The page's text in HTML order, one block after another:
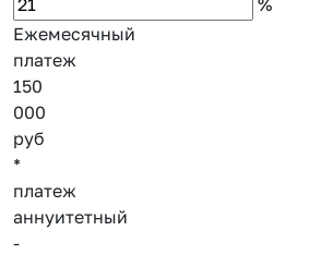
%
Ежемесячный
платеж
150
000
руб
*
платеж
аннуитетный
-